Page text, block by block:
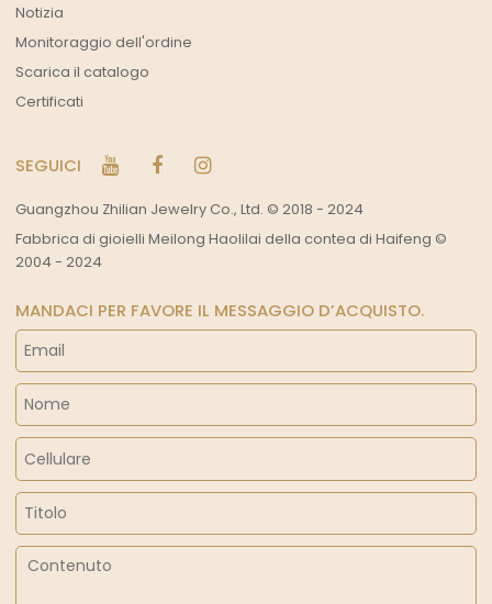
Notizia
Monitoraggio dell'ordine
Scarica il catalogo
Certificati
SEGUICI
Guangzhou Zhilian Jewelry Co., Ltd. © 2018 - 2024
Fabbrica di gioielli Meilong Haolilai della contea di Haifeng ©
2004 - 2024
MANDACI PER FAVORE IL MESSAGGIO D’ACQUISTO.